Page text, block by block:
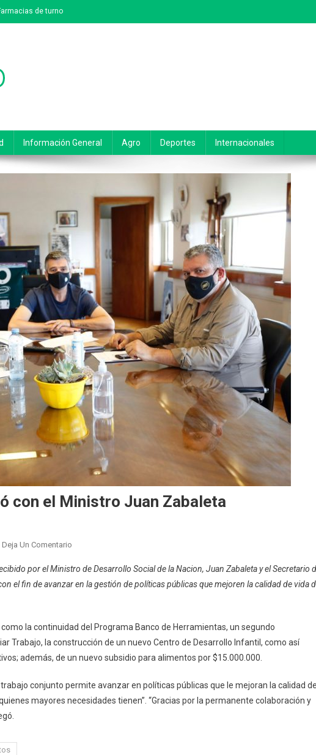
de turno
Información General Agro Deportes Internacionales
con el Ministro Juan Zabaleta
Deja Un Comentario
Britos
Se
El
Ministro
Juan
por el Ministro de Desarrollo Social de la Nacion, Juan Zabaleta y el Secretario
el fin de avanzar en la gestión de políticas públicas que mejoren la calidad de vida
la continuidad del Programa Banco de Herramientas, un segundo
Trabajo, la construcción de un nuevo Centro de Desarrollo Infantil, como así
además, de un nuevo subsidio para alimentos por $15.000.000.
conjunto permite avanzar en políticas públicas que le mejoran la calidad
mayores necesidades tienen”. “Gracias por la permanente colaboración y